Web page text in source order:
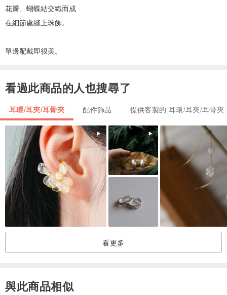
花瓣、蝴蝶結交織而成
在細節處縫上珠飾。
單邊配戴即很美。
看過此商品的人也搜尋了
耳環/耳夾/耳骨夾 配件飾品 提供客製的 耳環/耳夾/耳骨夾
看更多
與此商品相似